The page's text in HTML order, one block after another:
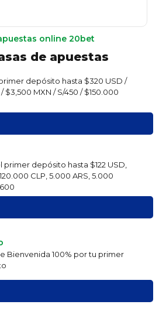
de apuestas
depósito hasta $320 USD /
$3,500 MXN / S/450 / $150.000
primer depósito hasta $122 USD,
CLP, 5.000 ARS, 5.000
Bienvenida 100% por tu primer